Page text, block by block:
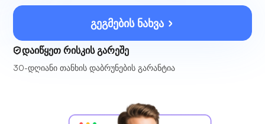
გეგმების ნახვა
დაიწყეთ რისკის გარეშე
30-დღიანი თანხის დაბრუნების გარანტია